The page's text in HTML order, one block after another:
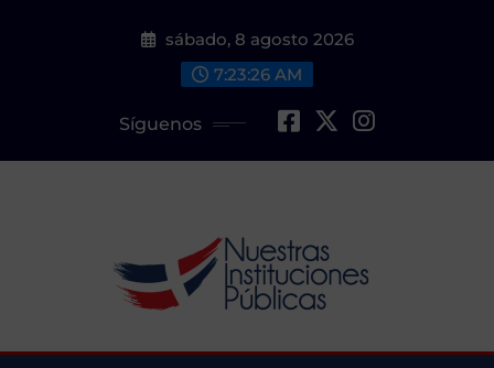
sábado, 8 agosto 2026
7:23:27 AM
Síguenos